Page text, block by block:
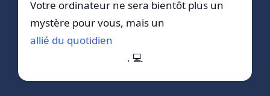
Votre ordinateur ne sera bientôt plus un
mystère pour vous, mais un
allié du quotidien
. 💻